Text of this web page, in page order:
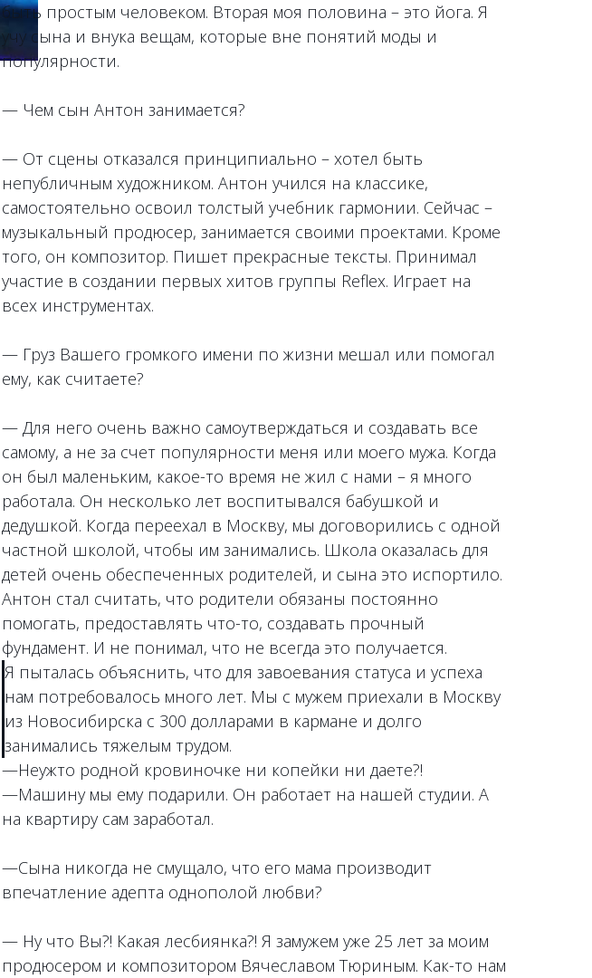
быть простым человеком. Вторая моя половина – это йога. Я
учу сына и внука вещам, которые вне понятий моды и
популярности.
— Чем сын Антон занимается?
— От сцены отказался принципиально – хотел быть
непубличным художником. Антон учился на классике,
самостоятельно освоил толстый учебник гармонии. Сейчас –
музыкальный продюсер, занимается своими проектами. Кроме
того, он композитор. Пишет прекрасные тексты. Принимал
участие в создании первых хитов группы Reflex. Играет на
всех инструментах.
— Груз Вашего громкого имени по жизни мешал или помогал
ему, как считаете?
— Для него очень важно самоутверждаться и создавать все
самому, а не за счет популярности меня или моего мужа. Когда
он был маленьким, какое-то время не жил с нами – я много
работала. Он несколько лет воспитывался бабушкой и
дедушкой. Когда переехал в Москву, мы договорились с одной
частной школой, чтобы им занимались. Школа оказалась для
детей очень обеспеченных родителей, и сына это испортило.
Антон стал считать, что родители обязаны постоянно
помогать, предоставлять что-то, создавать прочный
фундамент. И не понимал, что не всегда это получается.
Я пыталась объяснить, что для завоевания статуса и успеха
нам потребовалось много лет. Мы с мужем приехали в Москву
из Новосибирска с 300 долларами в кармане и долго
занимались тяжелым трудом.
—Неужто родной кровиночке ни копейки ни даете?!
—Машину мы ему подарили. Он работает на нашей студии. А
на квартиру сам заработал.
—Сына никогда не смущало, что его мама производит
впечатление адепта однополой любви?
— Ну что Вы?! Какая лесбиянка?! Я замужем уже 25 лет за моим
продюсером и композитором Вячеславом Тюриным. Как-то нам